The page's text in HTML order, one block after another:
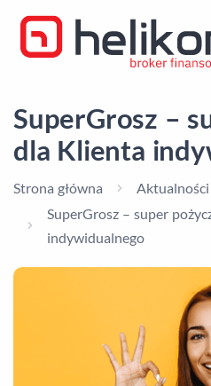
SuperGrosz –
dla Klienta
Strona główna
Aktualności
SuperGrosz – super
indywidualnego